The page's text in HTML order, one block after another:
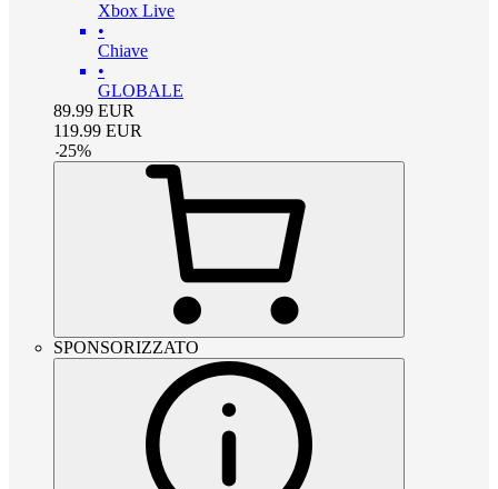
Xbox Live
•
Chiave
•
GLOBALE
89.99 EUR
119.99 EUR
-25%
SPONSORIZZATO